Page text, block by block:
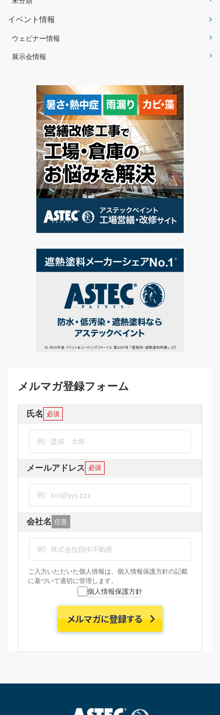
イベント情報
ウェビナー情報
展示会情報
メルマガ登録フォーム
氏名 必須
メールアドレス 必須
会社名 任意
ご入力いただいた個人情報は、個人情報保護方針の記載
に基づいて適切に管理します。
個人情報保護方針